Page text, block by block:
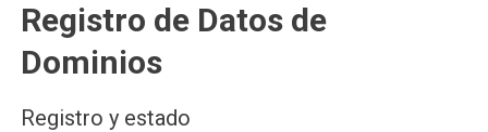
Registro de Datos de
Dominios
Registro y estado